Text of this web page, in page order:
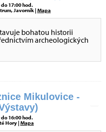
17:00 hod.
Javorník |Mapa
bohatou historii
archeologických
Mikulovice -
16:00 hod.
Hory |Mapa